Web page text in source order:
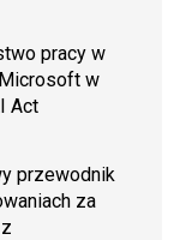
pracy w
w
Act
przewodnik
za